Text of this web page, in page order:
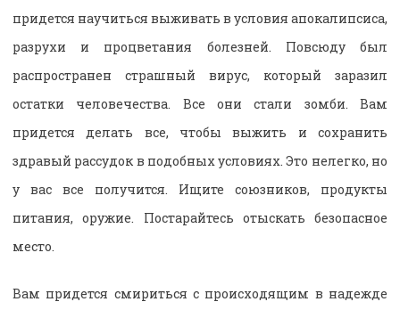
придется научиться выживать в условия апокалипсиса,
разрухи и процветания болезней. Повсюду был
распространен страшный вирус, который заразил
остатки человечества. Все они стали зомби. Вам
придется делать все, чтобы выжить и сохранить
здравый рассудок в подобных условиях. Это нелегко, но
у вас все получится. Ищите союзников, продукты
питания, оружие. Постарайтесь отыскать безопасное
место.
Вам придется смириться с происходящим в надежде